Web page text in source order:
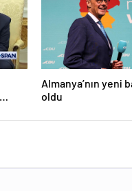
Almanya’nın yeni
oldu